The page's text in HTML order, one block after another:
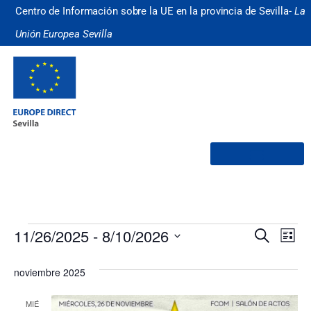
Centro de Información sobre la UE en la provincia de Sevilla- La
Unión Europea Sevilla
de
Buscar
de
Lista
11/26/2025 - 8/10/2026
fecha.
noviembre 2025
MIÉ